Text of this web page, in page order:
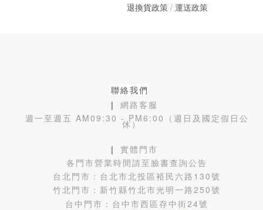
退換貨政策/ 運送政策
聯絡我們
❙ 網路客服
週一至週五 AM09:30 - PM6:00（週日及國定假日公
休）
❙ 實體門市
各門市營業時間請至臉書查詢公告
台北門市： 台北市北投區裕民六路130號
竹北門市： 新竹縣竹北市光明一路250號
台中門市： 台中市西區存中街24號